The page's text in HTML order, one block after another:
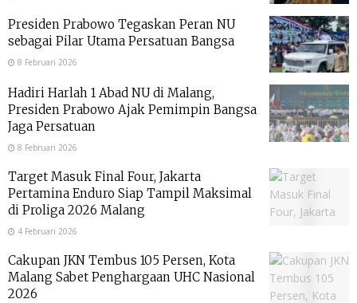
Presiden Prabowo Tegaskan Peran NU
sebagai Pilar Utama Persatuan Bangsa
8 Februari 2026
Hadiri Harlah 1 Abad NU di Malang,
Presiden Prabowo Ajak Pemimpin Bangsa
Jaga Persatuan
8 Februari 2026
Target Masuk Final Four, Jakarta
Pertamina Enduro Siap Tampil Maksimal
di Proliga 2026 Malang
4 Februari 2026
Cakupan JKN Tembus 105 Persen, Kota
Malang Sabet Penghargaan UHC Nasional
2026